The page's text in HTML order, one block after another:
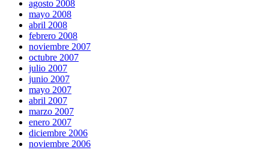
agosto 2008
mayo 2008
abril 2008
febrero 2008
noviembre 2007
octubre 2007
julio 2007
junio 2007
mayo 2007
abril 2007
marzo 2007
enero 2007
diciembre 2006
noviembre 2006